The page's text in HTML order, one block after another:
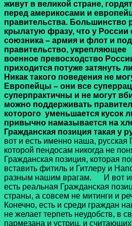
живут в великой стране,
перед америкосами и
правительства. Большинство
крылатую фразу, что у России
союзника – армия и флот и
правительство, укрепляющее
военное превосходство
приходится потуже затянуть
Никак такого поведения не
Европейцы – они все
суперпрактичны и не могут
можно поддерживать
которого уменьшается кусок
привычно намазывается на
Гражданская позиция такая у
вот и есть именно наша, русская
которой пендосам никогда не
Гражданская позиция, которая
вставить фитиль и Гитлеру и
разным нашим врагам.
И вот
есть реальная Гражданская
страны, а совсем не митинги и
Конечно, есть и среди граждан
не желает терпеть неудобств, в
пармезана и устриц, и